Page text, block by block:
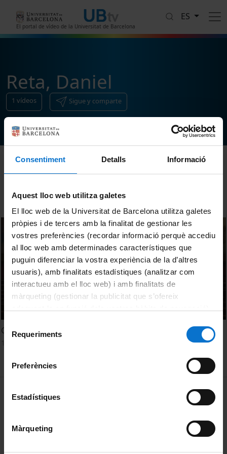
Consentiment Detalls Informació
Aquest lloc web utilitza galetes
El lloc web de la Universitat de Barcelona utilitza galetes
pròpies i de tercers amb la finalitat de gestionar les
vostres preferències (recordar informació perquè accediu
al lloc web amb determinades característiques que
puguin diferenciar la vostra experiència de la d’altres
usuaris), amb finalitats estadístiques (analitzar com
interactueu amb el lloc web) i amb finalitats de
màrqueting (gestionar la publicitat que s’ofereix
consultar laPolítica de galetes del lloc web de la
de Requeriments
Preferències
Estadístiques
Màrqueting
El portal de vídeo de la Universitat de Barcelona
ES
Reta, Daniel
1 vídeos Sigue y comparte
Ordenar
Closing - JIPI 2015
MENÚ PEU 1
Política de Cookies
Privacidad y términos